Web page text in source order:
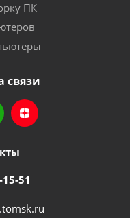
ПК
связи
51